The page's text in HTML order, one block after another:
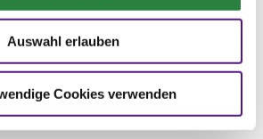
Auswahl erlauben
Cookies verwenden
| Palast der
|